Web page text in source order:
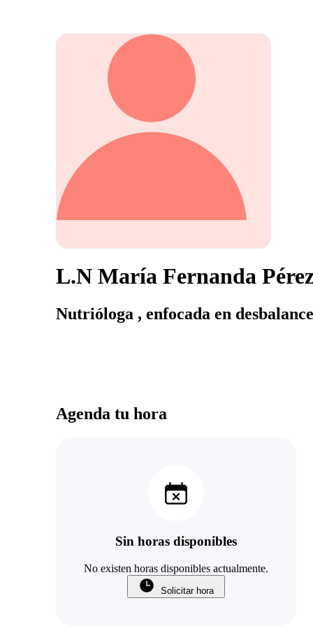
L.N María Fernanda
Nutrióloga , enfocada en
Agenda tu hora
Sin horas disponibles
No existen horas disponibles actualmente.
Solicitar hora